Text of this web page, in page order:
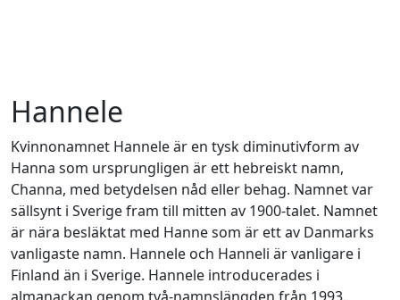
Hannele
Kvinnonamnet Hannele är en tysk diminutivform av
Hanna som ursprungligen är ett hebreiskt namn,
Channa, med betydelsen nåd eller behag. Namnet var
sällsynt i Sverige fram till mitten av 1900-talet. Namnet
är nära besläktat med Hanne som är ett av Danmarks
vanligaste namn. Hannele och Hanneli är vanligare i
Finland än i Sverige. Hannele introducerades i